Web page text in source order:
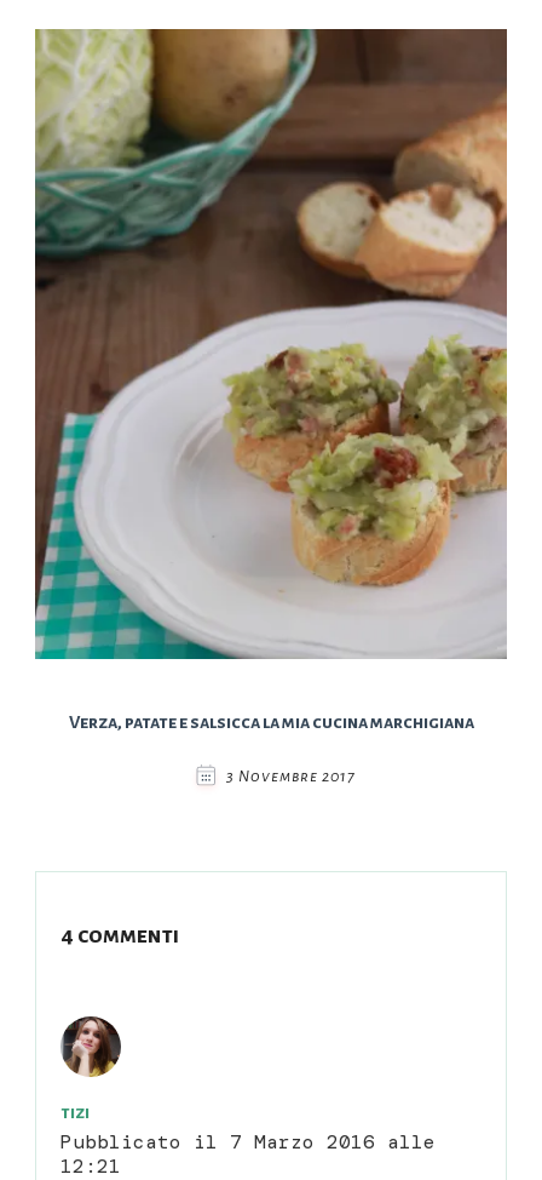
Verza, patate e salsicca la mia cucina marchigiana
3 Novembre 2017
4 commenti
tizi
Pubblicato il 7 Marzo 2016 alle
12:21